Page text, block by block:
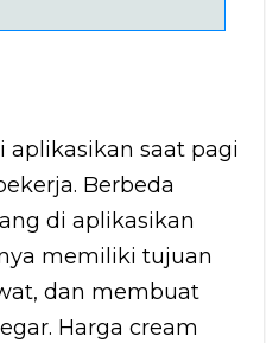
aplikasikan saat pagi
Berbeda
di aplikasikan
memiliki tujuan
dan membuat
Harga cream